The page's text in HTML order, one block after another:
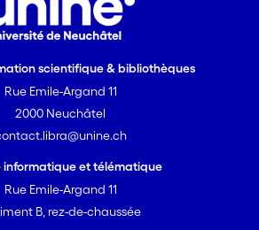
scientifique & bibliothèques
Rue Emile-Argand 11
2000 Neuchâtel
informatique et télématique
Rue Emile-Argand 11
B, rez-de-chaussée